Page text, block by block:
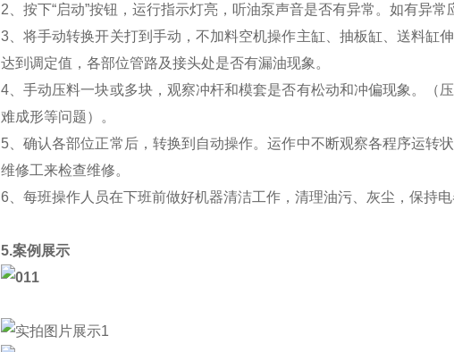
2、按下“启动”按钮，运行指示灯亮，听油泵声音是否有异常。如有异常
3、将手动转换开关打到手动，不加料空机操作主缸、抽板缸、送料缸
达到调定值，各部位管路及接头处是否有漏油现象。
4、手动压料一块或多块，观察冲杆和模套是否有松动和冲偏现象。（
难成形等问题）。
5、确认各部位正常后，转换到自动操作。运作中不断观察各程序运转
维修工来检查维修。
6、每班操作人员在下班前做好机器清洁工作，清理油污、灰尘，保持电
5.案例展示